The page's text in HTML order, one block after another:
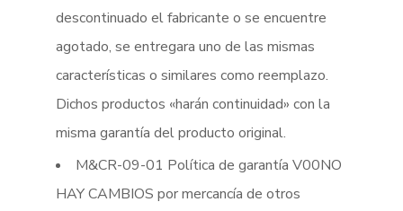
descontinuado el fabricante o se encuentre
agotado, se entregara uno de las mismas
características o similares como reemplazo.
Dichos productos «harán continuidad» con la
misma garantía del producto original.
M&CR-09-01 Política de garantía V00NO
HAY CAMBIOS por mercancía de otros